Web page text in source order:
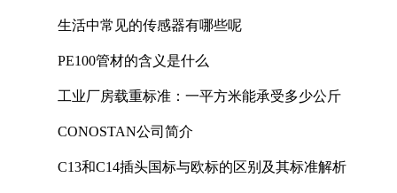
生活中常见的传感器有哪些呢
PE100管材的含义是什么
工业厂房载重标准：一平方米能承受多少公斤
CONOSTAN公司简介
C13和C14插头国标与欧标的区别及其标准解析